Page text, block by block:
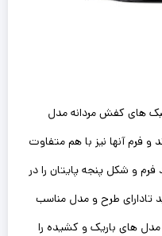
های کفش مردانه مدل
فرم آنها نیز با هم متفاوت
و شکل پنجه پایتان را در
تادارای طرح و مدل مناسب
مدل های باریک و کشیده را